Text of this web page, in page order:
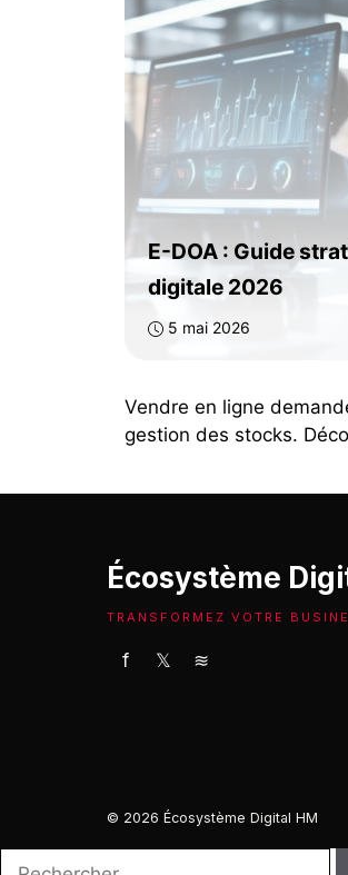
E-DOA : Guide
digitale 2026
5 mai 2026
Vendre en ligne
gestion des stocks.
Écosystème
TRANSFORMEZ VOTRE
f 𝕏 ≋
© 2026 Écosystème Digital HM
Rechercher :